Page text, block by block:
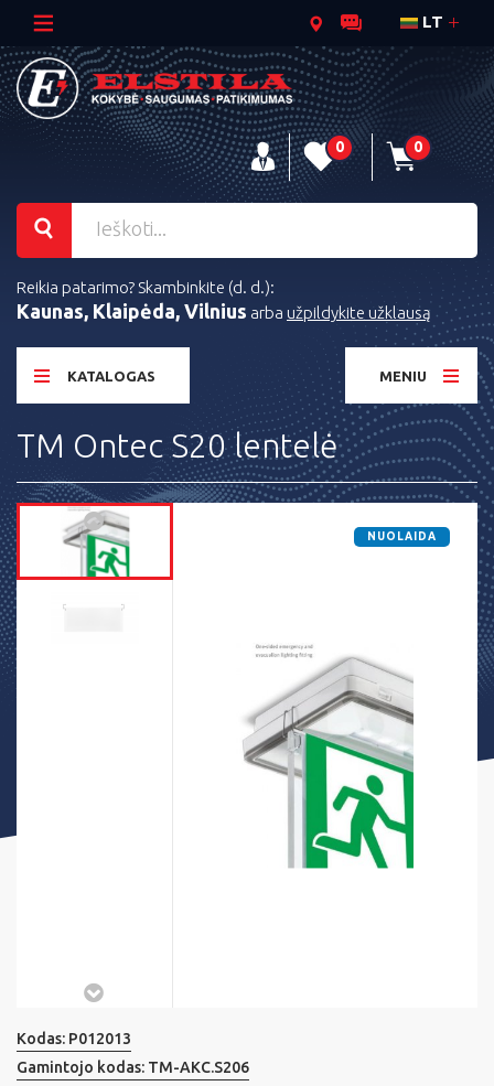
LT
0 0
Reikia patarimo? Skambinkite (d. d.):
Kaunas, Klaipėda, Vilnius arba užpildykite užklausą
KATALOGAS MENIU
TM Ontec S20 lentelė
NUOLAIDA
Kodas: P012013
Gamintojo kodas: TM-AKC.S206